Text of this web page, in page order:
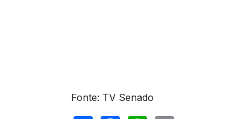
Fonte: TV Senado